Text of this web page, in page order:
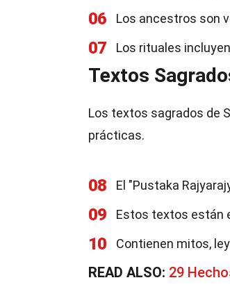
06 Los ancestros son
07 Los rituales
Textos
Los textos sagrados de
prácticas.
08 El "Pustaka
09 Estos textos están
10 Contienen mitos,
READ ALSO: 29